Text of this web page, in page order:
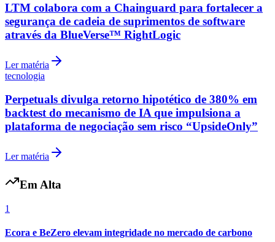
LTM colabora com a Chainguard para fortalecer a
segurança de cadeia de suprimentos de software
através da BlueVerse™ RightLogic
Ler matéria
tecnologia
Perpetuals divulga retorno hipotético de 380% em
backtest do mecanismo de IA que impulsiona a
plataforma de negociação sem risco “UpsideOnly”
Ler matéria
Em Alta
1
Ecora e BeZero elevam integridade no mercado de carbono